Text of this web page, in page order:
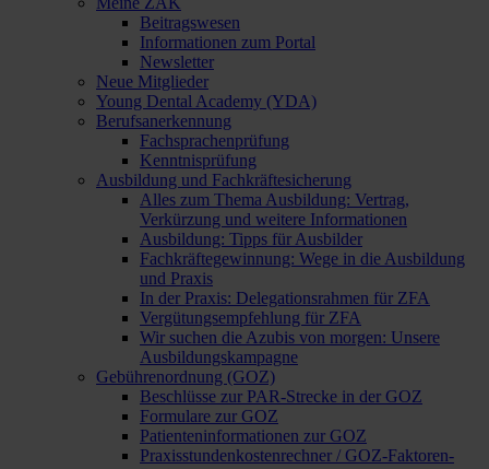
Beitragswesen
Informationen zum Portal
Newsletter
Neue Mitglieder
Young Dental Academy (YDA)
Berufsanerkennung
Fachsprachenprüfung
Kenntnisprüfung
Ausbildung und Fachkräftesicherung
Alles zum Thema Ausbildung: Vertrag,
Verkürzung und weitere Informationen
Ausbildung: Tipps für Ausbilder
Fachkräftegewinnung: Wege in die Ausbildung
und Praxis
In der Praxis: Delegationsrahmen für ZFA
Vergütungsempfehlung für ZFA
Wir suchen die Azubis von morgen: Unsere
Ausbildungskampagne
Gebührenordnung (GOZ)
Beschlüsse zur PAR-Strecke in der GOZ
Formulare zur GOZ
Patienteninformationen zur GOZ
Praxisstundenkostenrechner / GOZ-Faktoren-